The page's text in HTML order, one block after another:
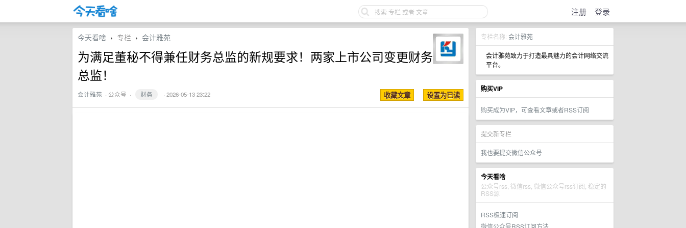
注册 登录
专栏名称: 会计雅苑
会计雅苑致力于打造最具魅力的会计网络交流
平台。
购买VIP
购买成为VIP，可查看文章或者RSS订阅
提交新专栏
我也要提交微信公众号
今天看啥
公众号rss, 微信rss, 微信公众号rss订阅, 稳定的
RSS源
RSS极速订阅
微信公众号RSS订阅方法
今天看啥 › 专栏 › 会计雅苑
为满足董秘不得兼任财务总监的新规要求！两家上市公司变更财务
总监！
会计雅苑 · 公众号 · 财务 · 2026-05-13 23:22